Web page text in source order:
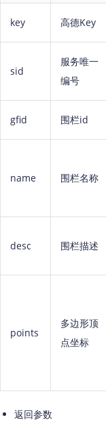
key 高德Key
sid
服务唯一
编号
gfid 围栏id
name 围栏名称
desc 围栏描述
points
多边形顶
点坐标
返回参数